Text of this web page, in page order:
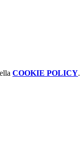
COOKIE POLICY.